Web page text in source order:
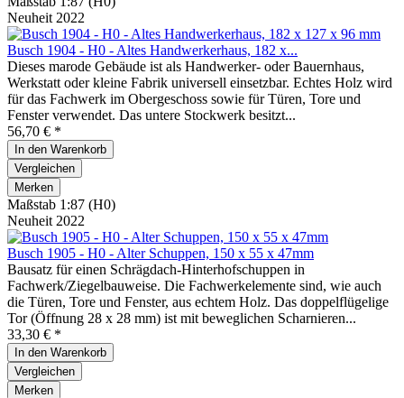
Neuheit 2022
Busch 1904 - H0 - Altes Handwerkerhaus, 182 x...
Dieses marode Gebäude ist als Handwerker- oder Bauernhaus,
Werkstatt oder kleine Fabrik universell einsetzbar. Echtes Holz wird
für das Fachwerk im Obergeschoss sowie für Türen, Tore und
Fenster verwendet. Das untere Stockwerk besitzt...
56,70 € *
In den Warenkorb
Vergleichen
Merken
Maßstab 1:87 (H0)
Neuheit 2022
Busch 1905 - H0 - Alter Schuppen, 150 x 55 x 47mm
Bausatz für einen Schrägdach-Hinterhofschuppen in
Fachwerk/Ziegelbauweise. Die Fachwerkelemente sind, wie auch
die Türen, Tore und Fenster, aus echtem Holz. Das doppelflügelige
Tor (Öffnung 28 x 28 mm) ist mit beweglichen Scharnieren...
33,30 € *
In den Warenkorb
Vergleichen
Merken